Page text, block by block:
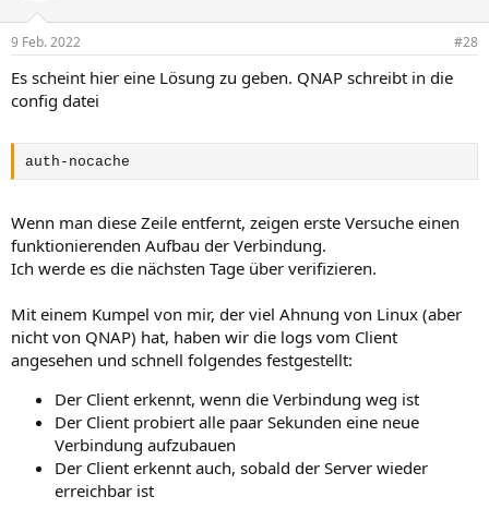
e
:
9 Feb. 2022 #28
Es scheint hier eine Lösung zu geben. QNAP schreibt in die
config datei
auth-nocache
Wenn man diese Zeile entfernt, zeigen erste Versuche einen
funktionierenden Aufbau der Verbindung.
Ich werde es die nächsten Tage über verifizieren.
Mit einem Kumpel von mir, der viel Ahnung von Linux (aber
nicht von QNAP) hat, haben wir die logs vom Client
angesehen und schnell folgendes festgestellt:
Der Client erkennt, wenn die Verbindung weg ist
Der Client probiert alle paar Sekunden eine neue
Verbindung aufzubauen
Der Client erkennt auch, sobald der Server wieder
erreichbar ist